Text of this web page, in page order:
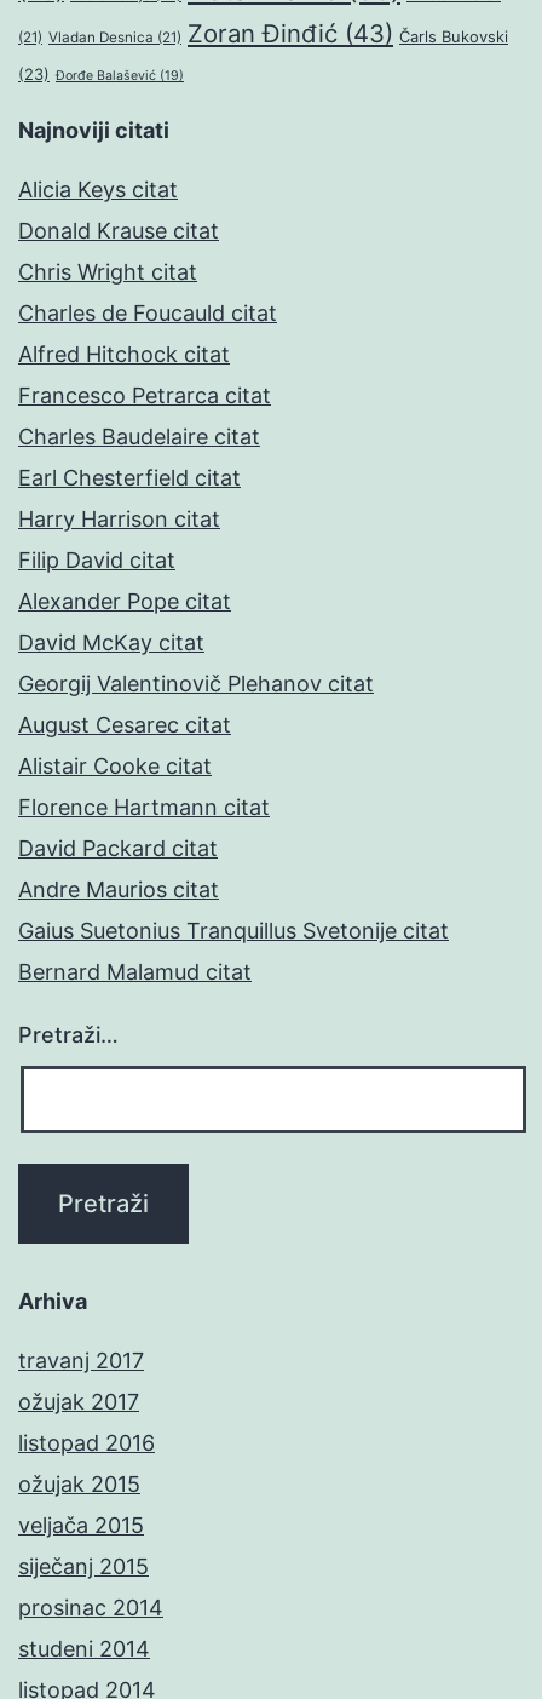
(21) Vladan Desnica (21) Zoran Đinđić (43) Čarls Bukovski
(23) Đorđe Balašević (19)
Najnoviji citati
Alicia Keys citat
Donald Krause citat
Chris Wright citat
Charles de Foucauld citat
Alfred Hitchock citat
Francesco Petrarca citat
Charles Baudelaire citat
Earl Chesterfield citat
Harry Harrison citat
Filip David citat
Alexander Pope citat
David McKay citat
Georgij Valentinovič Plehanov citat
August Cesarec citat
Alistair Cooke citat
Florence Hartmann citat
David Packard citat
Andre Maurios citat
Gaius Suetonius Tranquillus Svetonije citat
Bernard Malamud citat
Pretraži…
Arhiva
travanj 2017
ožujak 2017
listopad 2016
ožujak 2015
veljača 2015
siječanj 2015
prosinac 2014
studeni 2014
listopad 2014